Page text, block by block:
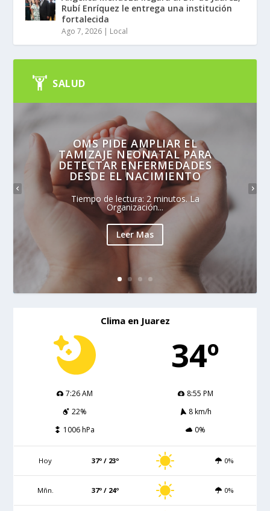
Rubí Enríquez le entrega una institución
fortalecida
Ago 7, 2026 | Local
SALUD
OMS PIDE AMPLIAR EL
TAMIZAJE NEONATAL PARA
DETECTAR ENFERMEDADES
DESDE EL NACIMIENTO
Tiempo de lectura: 2 minutos. La
Organización...
Leer Mas
Clima en Juarez
34º
7:26 AM
8:55 PM
22%
8 km/h
1006 hPa
0%
Hoy 37º / 23º 0%
Mñn. 37º / 24º 0%